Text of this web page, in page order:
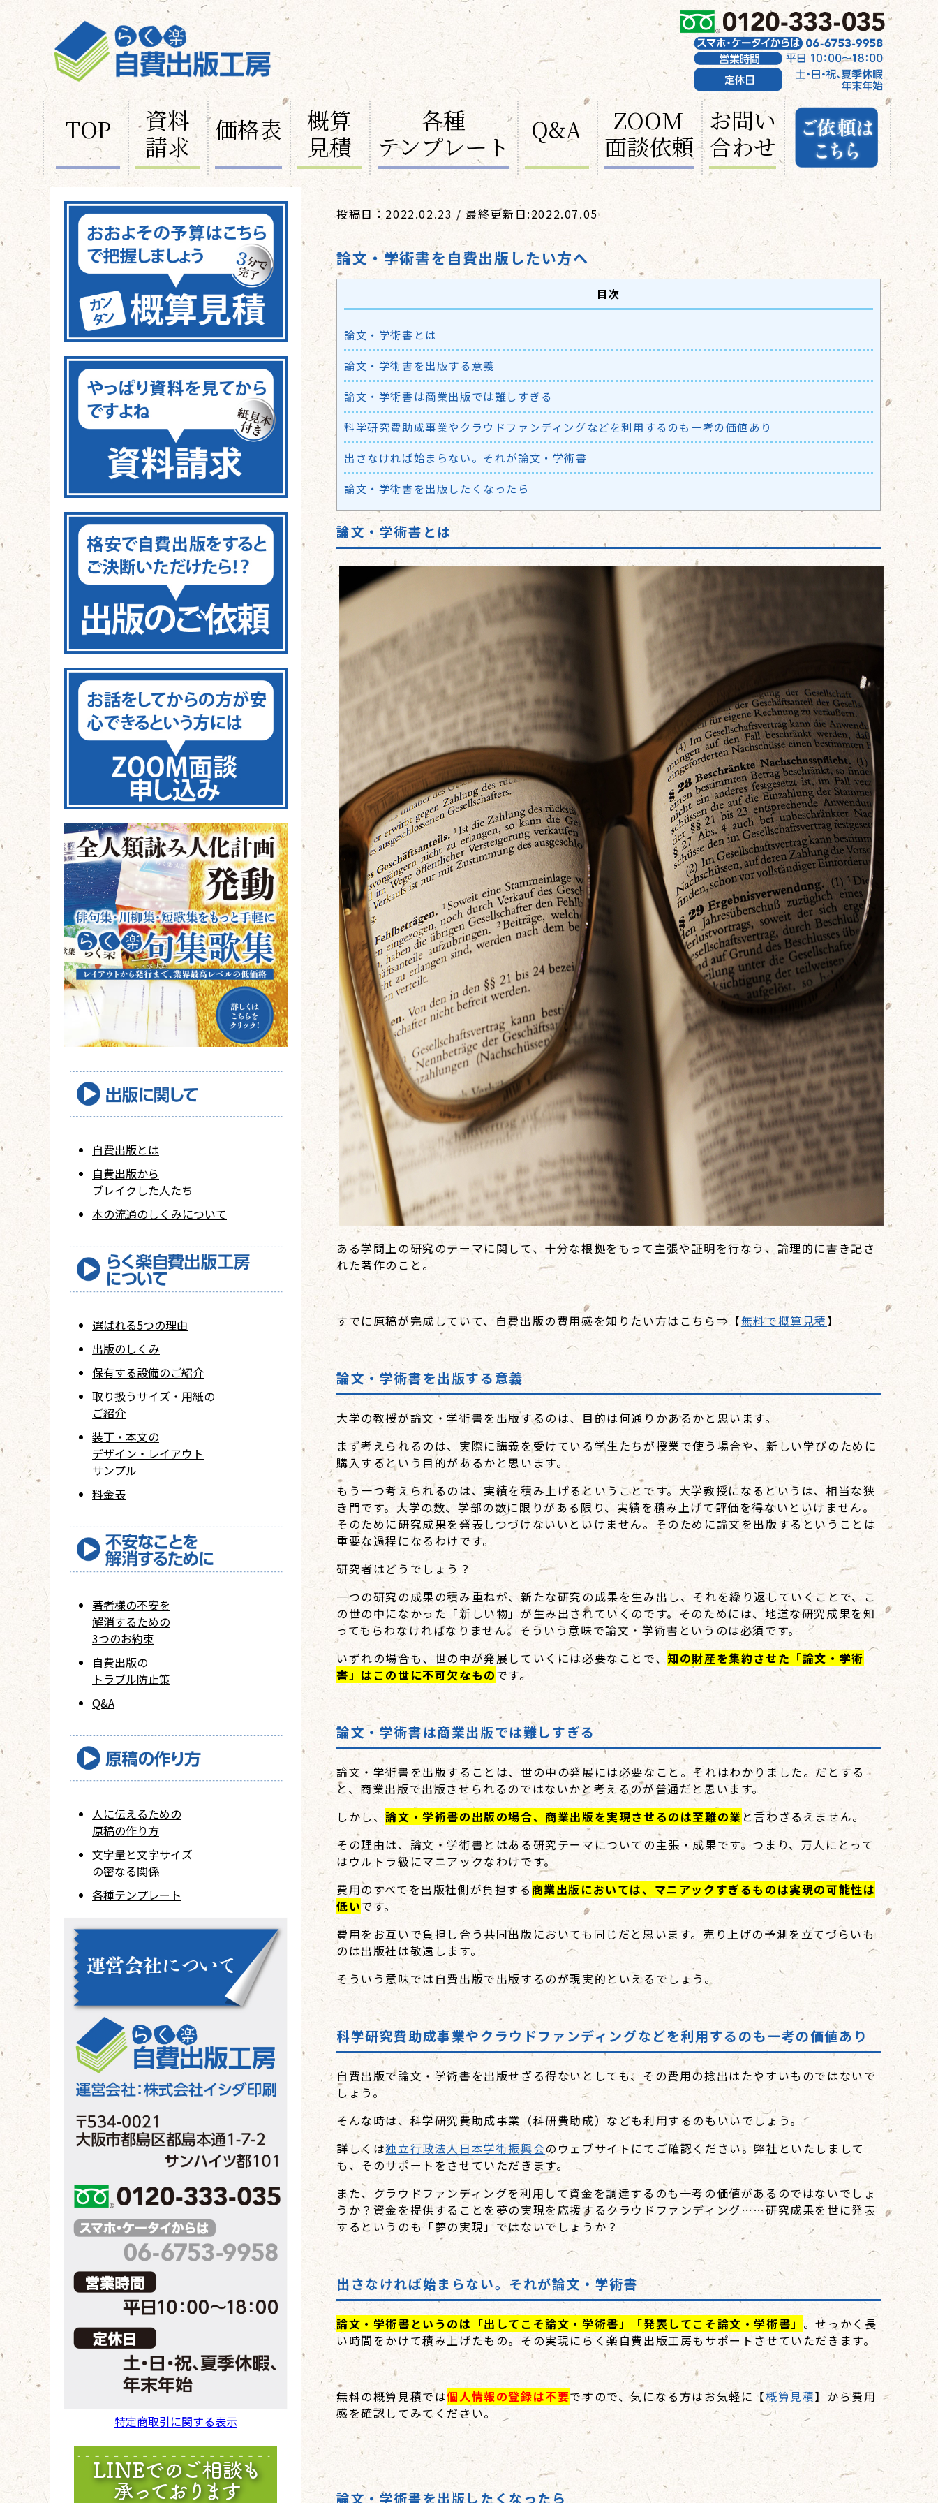
TOP
資料
請求
価格表
概算
見積
各種
テンプレート
Q&A
ZOOM
面談依頼
お問い
合わせ
投稿日：2022.02.23 / 最終更新日:2022.07.05
論文・学術書を自費出版したい方へ
目次
論文・学術書とは
論文・学術書を出版する意義
論文・学術書は商業出版では難しすぎる
科学研究費助成事業やクラウドファンディングなどを利用するのも一考の価値あり
出さなければ始まらない。それが論文・学術書
論文・学術書を出版したくなったら
論文・学術書とは
ある学問上の研究のテーマに関して、十分な根拠をもって主張や証明を行なう、論理的に書き記さ
れた著作のこと。
すでに原稿が完成していて、自費出版の費用感を知りたい方はこちら⇒【無料で概算見積】
論文・学術書を出版する意義
大学の教授が論文・学術書を出版するのは、目的は何通りかあるかと思います。
まず考えられるのは、実際に講義を受けている学生たちが授業で使う場合や、新しい学びのために
購入するという目的があるかと思います。
もう一つ考えられるのは、実績を積み上げるということです。大学教授になるというは、相当な狭
き門です。大学の数、学部の数に限りがある限り、実績を積み上げて評価を得ないといけません。
そのために研究成果を発表しつづけないいといけません。そのために論文を出版するということは
重要な過程になるわけです。
研究者はどうでしょう？
一つの研究の成果の積み重ねが、新たな研究の成果を生み出し、それを繰り返していくことで、こ
の世の中になかった「新しい物」が生み出されていくのです。そのためには、地道な研究成果を知
ってもらわなければなりません。そういう意味で論文・学術書というのは必須です。
いずれの場合も、世の中が発展していくには必要なことで、 知の財産を集約させた「論文・学術
書」はこの世に不可欠なものです。
論文・学術書は商業出版では難しすぎる
論文・学術書を出版することは、世の中の発展には必要なこと。それはわかりました。だとする
と、商業出版で出版させられるのではないかと考えるのが普通だと思います。
しかし、論文・学術書の出版の場合、商業出版を実現させるのは至難の業 と言わざるえません。
その理由は、論文・学術書とはある研究テーマについての主張・成果です。つまり、万人にとって
はウルトラ級にマニアックなわけです。
費用のすべてを出版社側が負担する 商業出版においては、マニアックすぎるものは実現の可能性は
低いです。
費用をお互いで負担し合う共同出版においても同じだと思います。売り上げの予測を立てづらいも
のは出版社は敬遠します。
そういう意味では自費出版で出版するのが現実的といえるでしょう。
科学研究費助成事業やクラウドファンディングなどを利用するのも一考の価値あり
自費出版で論文・学術書を出版せざる得ないとしても、その費用の捻出はたやすいものではないで
しょう。
そんな時は、科学研究費助成事業（科研費助成）なども利用するのもいいでしょう。
詳しくは独立行政法人日本学術振興会のウェブサイトにてご確認ください。弊社といたしまして
も、そのサポートをさせていただきます。
また、クラウドファンディングを利用して資金を調達するのも一考の価値があるのではないでしょ
うか？資金を提供することを夢の実現を応援するクラウドファンディング……研究成果を世に発表
するというのも「夢の実現」ではないでしょうか？
出さなければ始まらない。それが論文・学術書
論文・学術書というのは「出してこそ論文・学術書」「発表してこそ論文・学術書」 。せっかく長
い時間をかけて積み上げたもの。その実現にらく楽自費出版工房もサポートさせていただきます。
無料の概算見積では個人情報の登録は不要ですので、気になる方はお気軽に【概算見積】から費用
感を確認してみてください。
論文・学術書を出版したくなったら
自費出版とは
自費出版から
ブレイクした人たち
本の流通のしくみについて
選ばれる5つの理由
出版のしくみ
保有する設備のご紹介
取り扱うサイズ・用紙の
ご紹介
装丁・本文の
デザイン・レイアウト
サンプル
料金表
著者様の不安を
解消するための
3つのお約束
自費出版の
トラブル防止策
Q&A
人に伝えるための
原稿の作り方
文字量と文字サイズ
の密なる関係
各種テンプレート
特定商取引に関する表示